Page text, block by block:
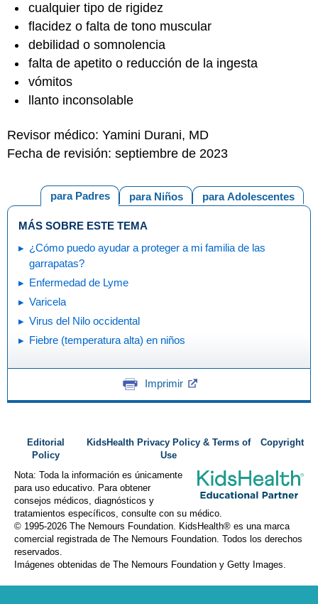
cualquier tipo de rigidez
flacidez o falta de tono muscular
debilidad o somnolencia
falta de apetito o reducción de la ingesta
vómitos
llanto inconsolable
Revisor médico: Yamini Durani, MD
Fecha de revisión: septiembre de 2023
para Adolescentes
para Niños
para Padres
MÁS SOBRE ESTE TEMA
¿Cómo puedo ayudar a proteger a mi familia de las
garrapatas?
Enfermedad de Lyme
Varicela
Virus del Nilo occidental
Fiebre (temperatura alta) en niños
Imprimir
Editorial
Policy
KidsHealth Privacy Policy & Terms of
Use
Copyright
Nota: Toda la información es únicamente
para uso educativo. Para obtener
consejos médicos, diagnósticos y
tratamientos específicos, consulte con su médico.
© 1995-2026 The Nemours Foundation. KidsHealth® es una marca
comercial registrada de The Nemours Foundation. Todos los derechos
reservados.
Imágenes obtenidas de The Nemours Foundation y Getty Images.